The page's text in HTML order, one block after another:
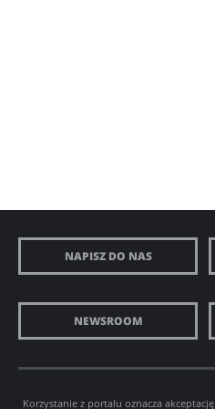
NAPISZ DO NAS
NEWSROOM
Korzystanie z portalu oznacza akceptację